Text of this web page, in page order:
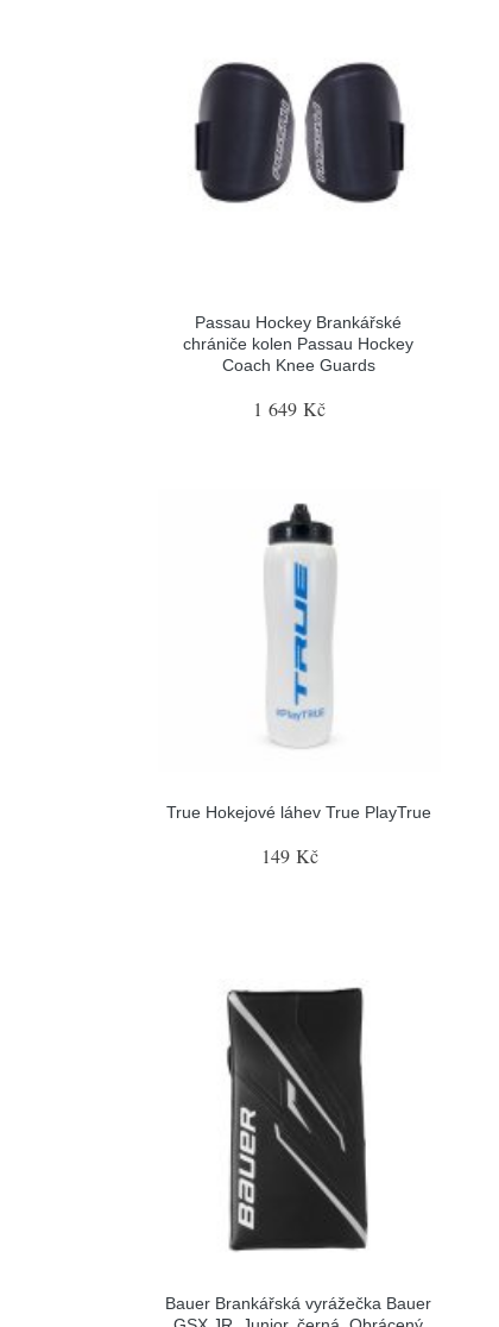
Passau Hockey Brankářské
chrániče kolen Passau Hockey
Coach Knee Guards
1 649 Kč
True Hokejové láhev True PlayTrue
149 Kč
Bauer Brankářská vyrážečka Bauer